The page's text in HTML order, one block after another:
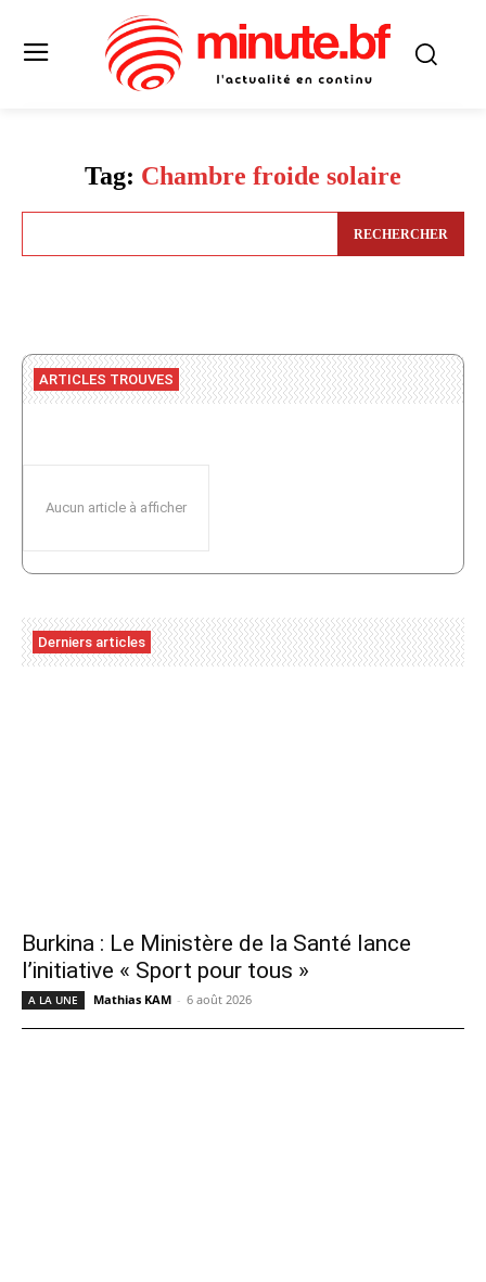
Tag: Chambre froide solaire
RECHERCHER
ARTICLES TROUVES
Aucun article à afficher
Derniers articles
Burkina : Le Ministère de la Santé lance
l’initiative « Sport pour tous »
A LA UNE Mathias KAM - 6 août 2026